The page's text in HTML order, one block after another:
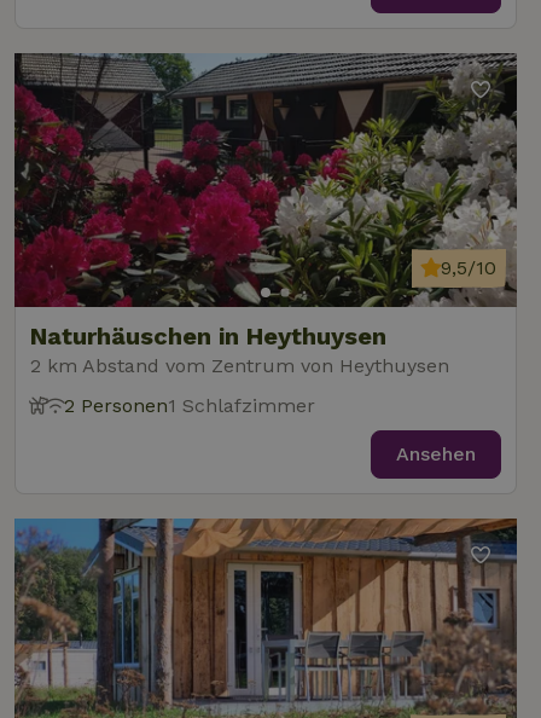
Naturhäuschen in Heythuysen
2 km Abstand vom Zentrum von Heythuysen
9,5/10
2 Personen1 Schlafzimmer
Ansehen